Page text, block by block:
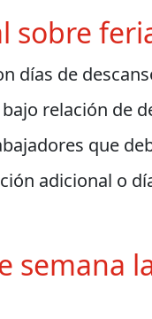
sobre
días de
relación de
que
adicional o
semana